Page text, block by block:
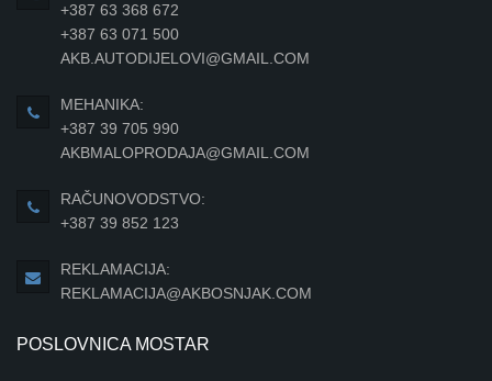
+387 63 368 672
+387 63 071 500
AKB.AUTODIJELOVI@GMAIL.COM
MEHANIKA:
+387 39 705 990
AKBMALOPRODAJA@GMAIL.COM
RAČUNOVODSTVO:
+387 39 852 123
REKLAMACIJA:
REKLAMACIJA@AKBOSNJAK.COM
POSLOVNICA MOSTAR